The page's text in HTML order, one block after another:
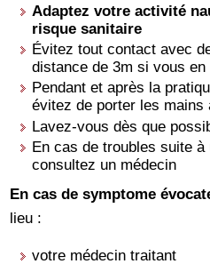
Adaptez votre activité
risque sanitaire
Évitez tout contact avec
distance de 3m si vous en
Pendant et après la
évitez de porter les mains
Lavez-vous dès que
En cas de troubles suite
consultez un médecin
En cas de symptome
lieu :
votre médecin traitant